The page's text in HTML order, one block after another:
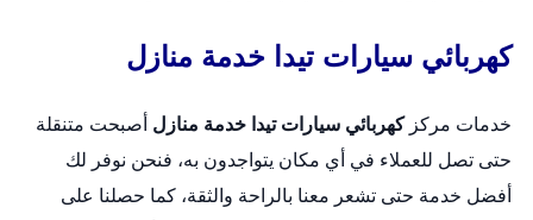
كهربائي سيارات تيدا خدمة منازل
خدمات مركزكهربائي سيارات تيدا خدمة منازل أصبحت متنقلة
حتى تصل للعملاء في أي مكان يتواجدون به، فنحن نوفر لك
أفضل خدمة حتى تشعر معنا بالراحة والثقة، كما حصلنا على